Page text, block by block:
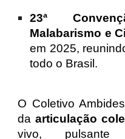
23ª
Malabarismo e
em 2025,
todo o Brasil.
O Coletivo
daarticulação
vivo,